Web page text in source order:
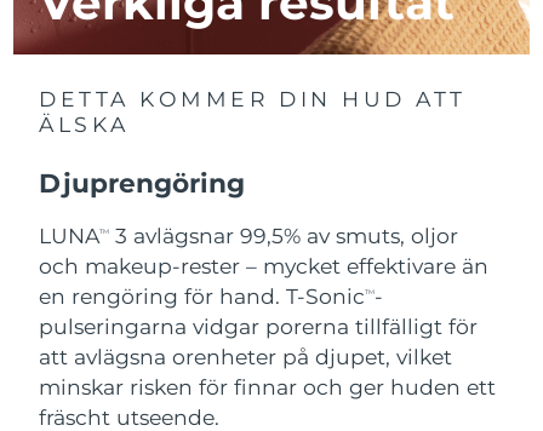
DETTA KOMMER DIN HUD ATT
ÄLSKA
Djuprengöring
LUNATM
3 avlägsnar 99,5% av smuts, oljor
och makeup-rester – mycket effektivare än
en rengöring för hand. T-SonicTM-
pulseringarna vidgar porerna tillfälligt för
att avlägsna orenheter på djupet, vilket
minskar risken för finnar och ger huden ett
fräscht utseende.
Macao SAR Förväntad leverans8/12/26
Malaysia Förväntad leverans 8/13/26
Malta
Mexiko Förväntad leverans
Nederländerna Förväntad leverans 8/10/26
Nya Zeeland Förväntad leverans8/10/26